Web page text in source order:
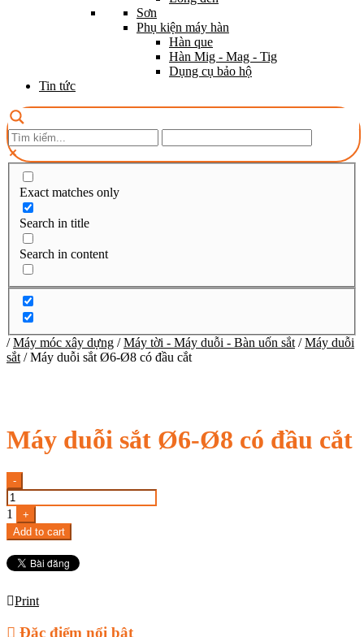
Sơn
Phụ kiện máy hàn
Hàn que
Hàn Mig - Mag - Tig
Dụng cụ bảo hộ
Tin tức
Exact matches only
Search in title
Search in content
/Máy móc xây dựng /Máy tời - Máy duỗi - Bàn uốn sắt /Máy duỗi
sắt /Máy duỗi sắt Ø6-Ø8 có đầu cắt
Máy duỗi sắt Ø6-Ø8 có đầu cắt
Quantity
-
1
+
Add to cart
Print
Đặc điểm nổi bật